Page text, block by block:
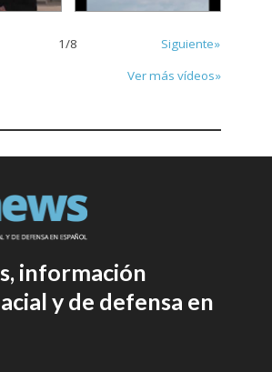
1/8
Siguiente»
Ver más vídeos»
información
y de defensa en